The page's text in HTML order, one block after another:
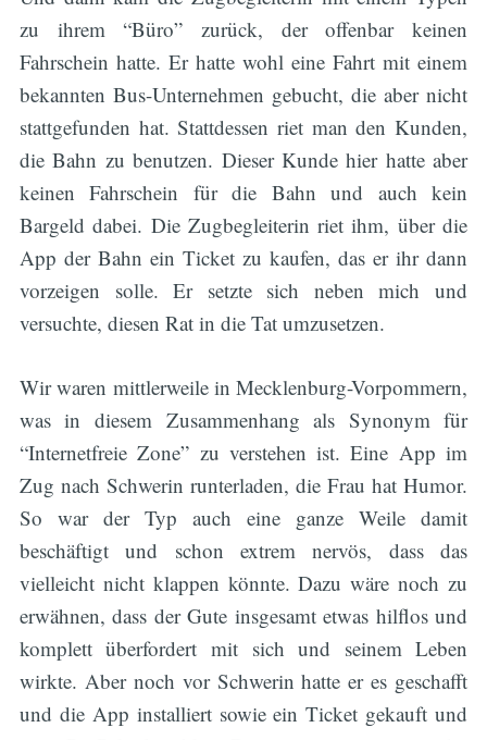
zu ihrem “Büro” zurück, der offenbar keinen
Fahrschein hatte. Er hatte wohl eine Fahrt mit einem
bekannten Bus-Unternehmen gebucht, die aber nicht
stattgefunden hat. Stattdessen riet man den Kunden,
die Bahn zu benutzen. Dieser Kunde hier hatte aber
keinen Fahrschein für die Bahn und auch kein
Bargeld dabei. Die Zugbegleiterin riet ihm, über die
App der Bahn ein Ticket zu kaufen, das er ihr dann
vorzeigen solle. Er setzte sich neben mich und
versuchte, diesen Rat in die Tat umzusetzen.
Wir waren mittlerweile in Mecklenburg-Vorpommern,
was in diesem Zusammenhang als Synonym für
“Internetfreie Zone” zu verstehen ist. Eine App im
Zug nach Schwerin runterladen, die Frau hat Humor.
So war der Typ auch eine ganze Weile damit
beschäftigt und schon extrem nervös, dass das
vielleicht nicht klappen könnte. Dazu wäre noch zu
erwähnen, dass der Gute insgesamt etwas hilflos und
komplett überfordert mit sich und seinem Leben
wirkte. Aber noch vor Schwerin hatte er es geschafft
und die App installiert sowie ein Ticket gekauft und